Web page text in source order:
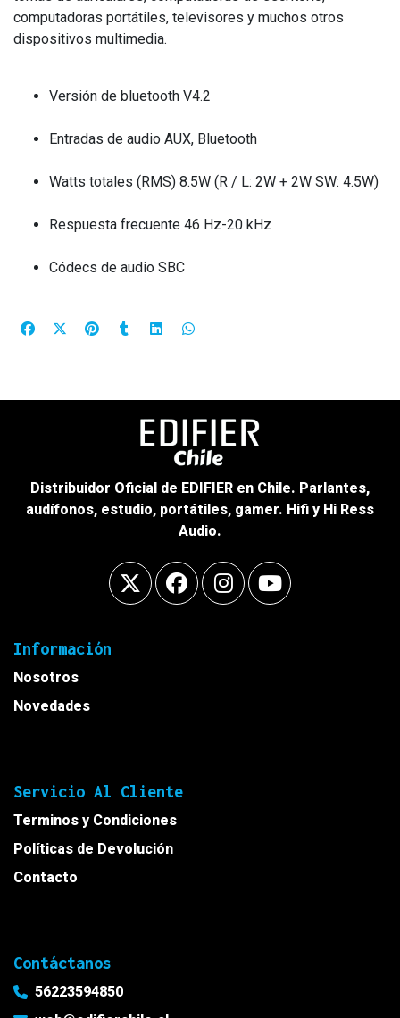
computadoras portátiles, televisores y muchos otros
dispositivos multimedia.
Versión de bluetooth V4.2
Entradas de audio AUX, Bluetooth
Watts totales (RMS) 8.5W (R / L: 2W + 2W SW: 4.5W)
Respuesta frecuente 46 Hz-20 kHz
Códecs de audio SBC
Distribuidor Oficial de EDIFIER en Chile. Parlantes,
audífonos, estudio, portátiles, gamer. Hifi y Hi Ress
Audio.
Información
Nosotros
Novedades
Servicio Al Cliente
Terminos y Condiciones
Políticas de Devolución
Contacto
Contáctanos
56223594850